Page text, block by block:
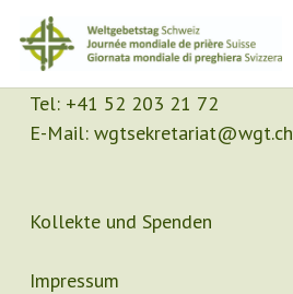
Kontakt
Sekretariat
Tel: +41 52 203 21 72
E-Mail: wgtsekretariat@wgt.ch
Kollekte und Spenden
Impressum